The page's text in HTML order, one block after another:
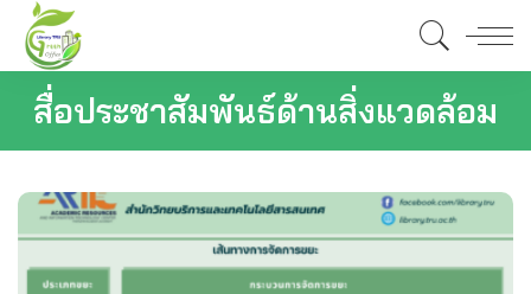
สื่อประชาสัมพันธ์ด้านสิ่งแวดล้อม